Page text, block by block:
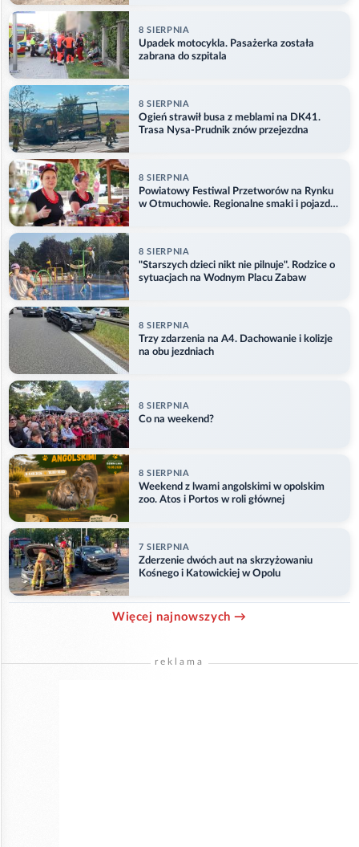
8 SIERPNIA
Upadek motocykla. Pasażerka została
zabrana do szpitala
8 SIERPNIA
Ogień strawił busa z meblami na DK41.
Trasa Nysa-Prudnik znów przejezdna
8 SIERPNIA
Powiatowy Festiwal Przetworów na Rynku
w Otmuchowie. Regionalne smaki i pojazdy
8 SIERPNIA
"Starszych dzieci nikt nie pilnuje". Rodzice o
sytuacjach na Wodnym Placu Zabaw
8 SIERPNIA
Trzy zdarzenia na A4. Dachowanie i kolizje
na obu jezdniach
8 SIERPNIA
Co na weekend?
8 SIERPNIA
Weekend z lwami angolskimi w opolskim
zoo. Atos i Portos w roli głównej
7 SIERPNIA
Zderzenie dwóch aut na skrzyżowaniu
Kośnego i Katowickiej w Opolu
Więcej najnowszych →
reklama